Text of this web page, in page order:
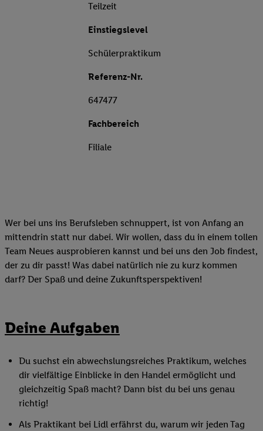
Teilzeit
Einstiegslevel
Schülerpraktikum
Referenz-Nr.
647477
Fachbereich
Filiale
Wer bei uns ins Berufsleben schnuppert, ist von Anfang an
mittendrin statt nur dabei. Wir wollen, dass du in einem tollen
Team Neues ausprobieren kannst und bei uns den Job findest,
der zu dir passt! Was dabei natürlich nie zu kurz kommen
darf? Der Spaß und deine Zukunftsperspektiven!
Deine Aufgaben
Du suchst ein abwechslungsreiches Praktikum, welches
dir vielfältige Einblicke in den Handel ermöglicht und
gleichzeitig Spaß macht? Dann bist du bei uns genau
richtig!
Als Praktikant bei Lidl erfährst du, warum wir jeden Tag